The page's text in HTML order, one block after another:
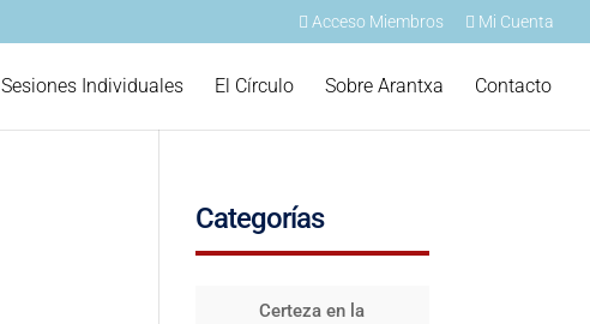
Acceso Miembros Mi Cuenta
Sesiones Individuales El Círculo Sobre Arantxa Contacto
Categorías
Certeza en la